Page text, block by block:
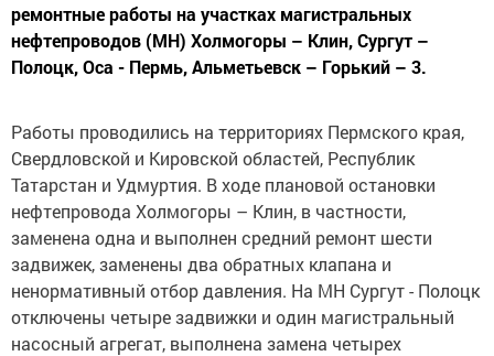
ремонтные работы на участках магистральных
нефтепроводов (МН) Холмогоры – Клин, Сургут –
Полоцк, Оса - Пермь, Альметьевск – Горький – 3.
Работы проводились на территориях Пермского края,
Свердловской и Кировской областей, Республик
Татарстан и Удмуртия. В ходе плановой остановки
нефтепровода Холмогоры – Клин, в частности,
заменена одна и выполнен средний ремонт шести
задвижек, заменены два обратных клапана и
ненормативный отбор давления. На МН Сургут - Полоцк
отключены четыре задвижки и один магистральный
насосный агрегат, выполнена замена четырех